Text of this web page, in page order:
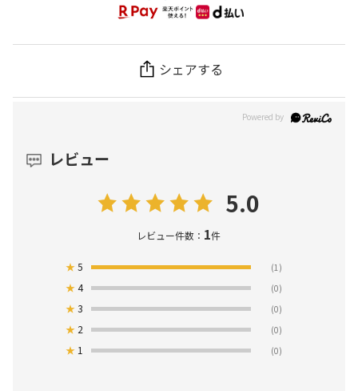
シェアする
レビュー
5.0
レビュー件数： 1件
★5 (1)
★4 (0)
★3 (0)
★ 2 (0)
★ 1 (0)